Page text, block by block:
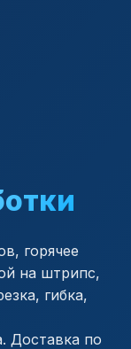
горячее
на штрипс,
гибка,
Доставка по